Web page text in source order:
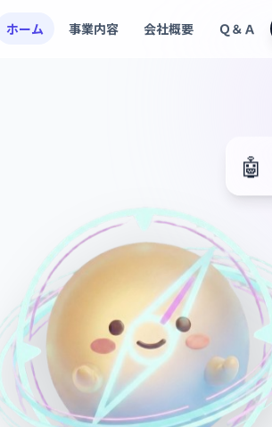
ホーム 事業内容 会社概要 Ｑ＆Ａ
🤖